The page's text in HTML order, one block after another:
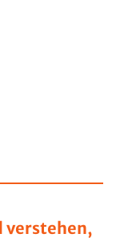
verstehen,